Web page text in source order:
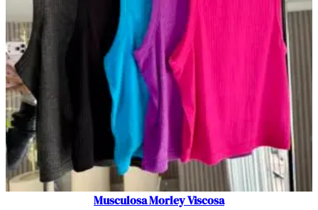
a
d
Musculosa Morley Viscosa